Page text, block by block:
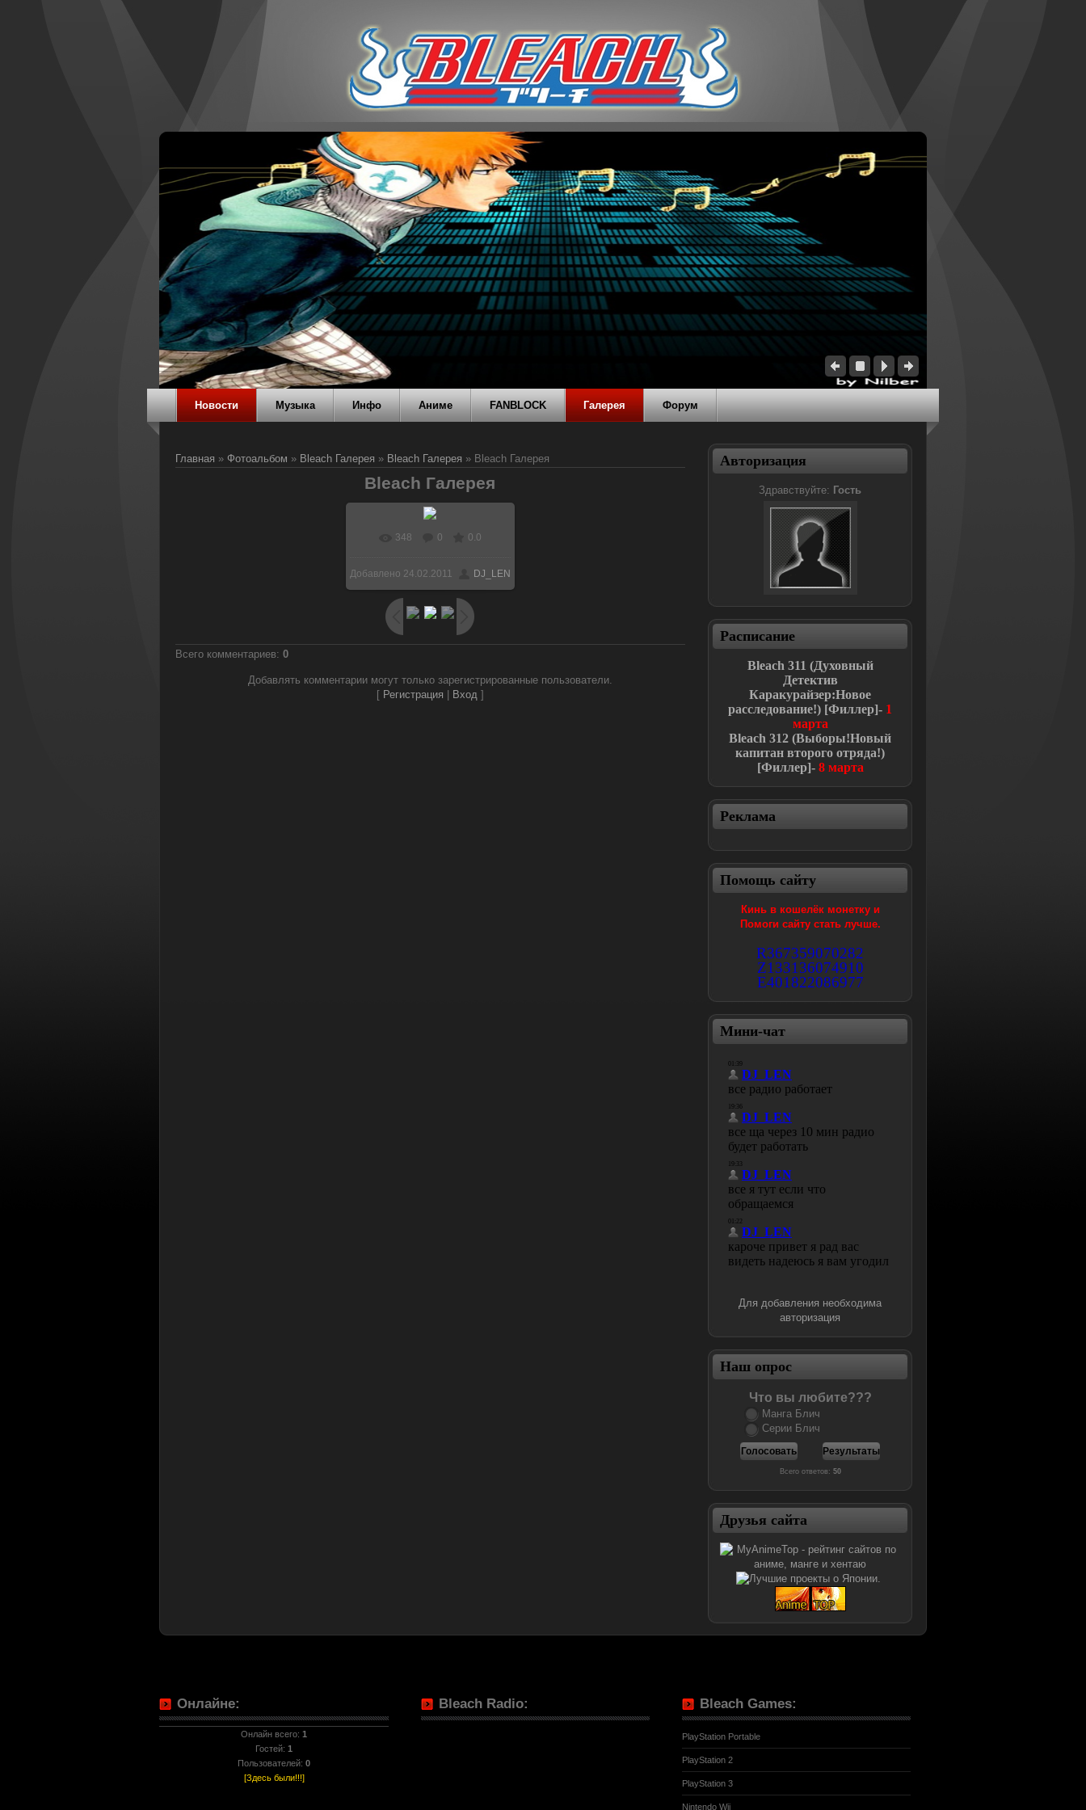
Новости Музыка Инфо Аниме FANBLOCK Галерея Форум
Главная » Фотоальбом » Bleach Галерея » Bleach Галерея » Bleach Галерея
Bleach Галерея
В реальном размере
600x375/ 39.5Kb
348 0 0.0
Добавлено 24.02.2011 DJ_LEN
Всего комментариев: 0
Добавлять комментарии могут только зарегистрированные пользователи.
[ Регистрация Вход]
Авторизация
Здравствуйте: Гость
Расписание
Bleach 311 (Духовный
Детектив
Каракурайзер:Новое
расследование!) [Филлер]- 1
марта
Bleach312 (Выборы!Новый
капитан второго отряда!)
[Филлер]-8 марта
Реклама
Помощь сайту
Кинь в кошелёк монетку и
Помоги сайту стать лучше.
R367359070282
Z133136074910
E401822086977
Мини-чат
Для добавления необходима
авторизация
Наш опрос
Что вы любите???
Манга Блич
Серии Блич
Всего ответов: 50
Друзья сайта
Онлайне:
Онлайн всего: 1
Гостей: 1
Пользователей: 0
[Здесь были!!!]
Bleach Radio: Bleach Games:
PlayStation Portable
PlayStation 2
PlayStation 3
Nintendo Wii